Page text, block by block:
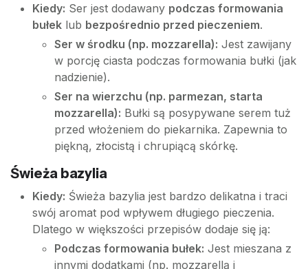
Kiedy: Ser jest dodawany podczas formowania
bułek lub bezpośrednio przed pieczeniem.
Ser w środku (np. mozzarella): Jest zawijany
w porcję ciasta podczas formowania bułki (jak
nadzienie).
Ser na wierzchu (np. parmezan, starta
mozzarella): Bułki są posypywane serem tuż
przed włożeniem do piekarnika. Zapewnia to
piękną, złocistą i chrupiącą skórkę.
Świeża bazylia
Kiedy: Świeża bazylia jest bardzo delikatna i traci
swój aromat pod wpływem długiego pieczenia.
Dlatego w większości przepisów dodaje się ją:
Podczas formowania bułek: Jest mieszana z
innymi dodatkami (np. mozzarellą i